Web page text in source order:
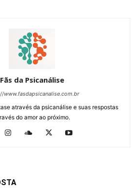
Fãs da Psicanálise
www.fasdapsicanalise.com.br
através da psicanálise e suas respostas
do amor ao próximo.